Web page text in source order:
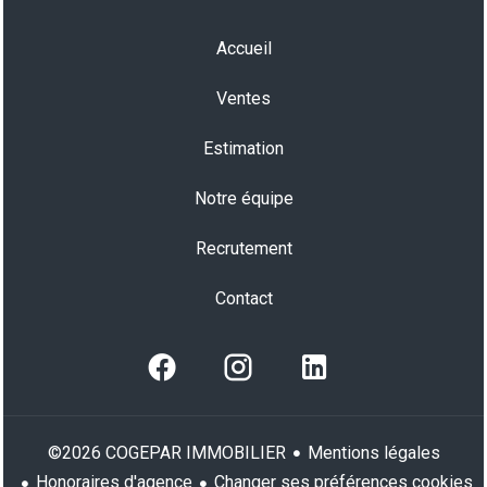
Accueil
Ventes
Estimation
Notre équipe
Recrutement
Contact
©2026 COGEPAR IMMOBILIER
Mentions légales
Honoraires d'agence
Changer ses préférences cookies